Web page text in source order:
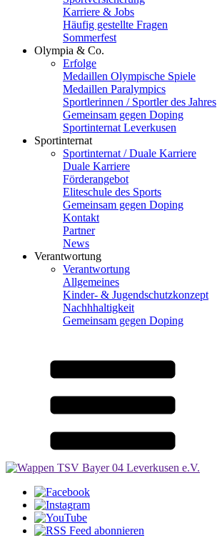
Karriere & Jobs
Häufig gestellte Fragen
Sommerfest
Olympia & Co.
Erfolge
Medaillen Olympische Spiele
Medaillen Paralympics
Sportlerinnen / Sportler des Jahres
Gemeinsam gegen Doping
Sportinternat Leverkusen
Sportinternat
Sportinternat / Duale Karriere
Duale Karriere
Förderangebot
Eliteschule des Sports
Gemeinsam gegen Doping
Kontakt
Partner
News
Verantwortung
Verantwortung
Allgemeines
Kinder- & Jugendschutzkonzept
Nachhhaltigkeit
Gemeinsam gegen Doping